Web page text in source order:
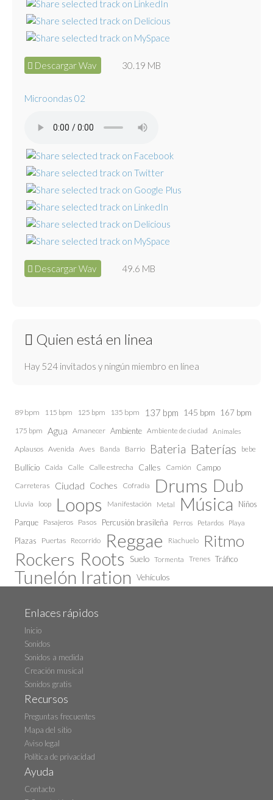
Descargar Wav 30.19 MB
Microondas 02
Descargar Wav 49.6 MB
Quien está en linea
Hay 524 invitados y ningún miembro en línea
89 bpm 115 bpm 125 bpm 135 bpm 137 bpm 145 bpm 167 bpm
175 bpm Agua Amanecer Ambiente Ambiente de ciudad Animales
Aplausos Avenida Aves Banda Barrio Bateria Baterías bebe
Bullicio Caida Calle Calle estrecha Calles Camión Campo
Carreteras Ciudad Coches Cofradía Drums Dub
Lluvia loop Loops Manifestación Metal Música
Niños
Parque Pasajeros Pasos Percusión brasileña Perros Petardos Playa
Plazas Puertas Recorrido Reggae Riachuelo Ritmo
Rockers Roots Suelo Tormenta Trenes Tráfico
Tunelón Iration Vehículos
Enlaces rápidos
Inicio
Sonidos
Sonidos a medida
Creación musical
Sonidos gratis
Recursos
Preguntas frecuentes
Mapa del sitio
Aviso legal
Política de privacidad
Ayuda
Contacto